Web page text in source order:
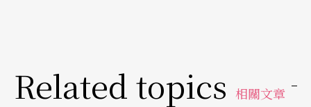
死的萬華偵探故事，「觀眾首先在公園集合，會 拿
Related topics 相關文章